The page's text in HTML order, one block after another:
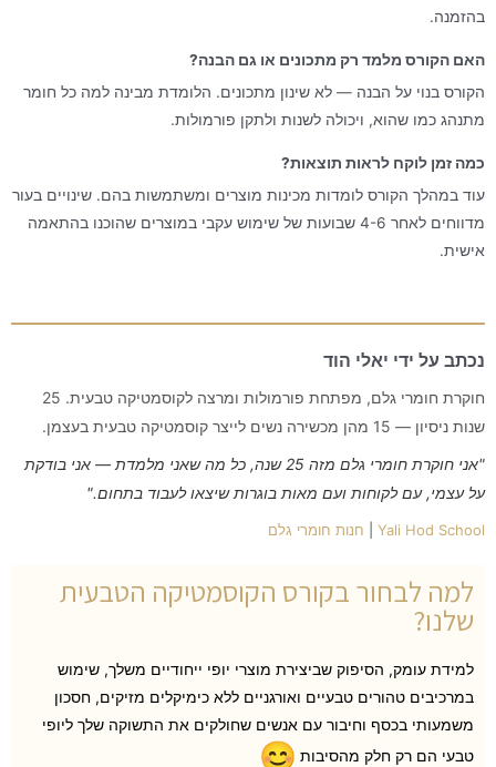
בהזמנה.
האם הקורס מלמד רק מתכונים או גם הבנה?
הקורס בנוי על הבנה — לא שינון מתכונים. הלומדת מבינה למה כל חומר
מתנהג כמו שהוא, ויכולה לשנות ולתקן פורמולות.
כמה זמן לוקח לראות תוצאות?
עוד במהלך הקורס לומדות מכינות מוצרים ומשתמשות בהם. שינויים בעור
מדווחים לאחר 4-6 שבועות של שימוש עקבי במוצרים שהוכנו בהתאמה
אישית.
נכתב על ידי יאלי הוד
חוקרת חומרי גלם, מפתחת פורמולות ומרצה לקוסמטיקה טבעית. 25
שנות ניסיון — 15 מהן מכשירה נשים לייצר קוסמטיקה טבעית בעצמן.
"אני חוקרת חומרי גלם מזה 25 שנה, כל מה שאני מלמדת — אני בודקת
על עצמי, עם לקוחות ועם מאות בוגרות שיצאו לעבוד בתחום."
Yali Hod School חנות חומרי גלם
למה לבחור בקורס הקוסמטיקה הטבעית
שלנו?
למידת עומק, הסיפוק שביצירת מוצרי יופי ייחודיים משלך, שימוש
במרכיבים טהורים טבעיים ואורגניים ללא כימיקלים מזיקים, חסכון
משמעותי בכסף וחיבור עם אנשים שחולקים את התשוקה שלך ליופי
טבעי הם רק חלק מהסיבות